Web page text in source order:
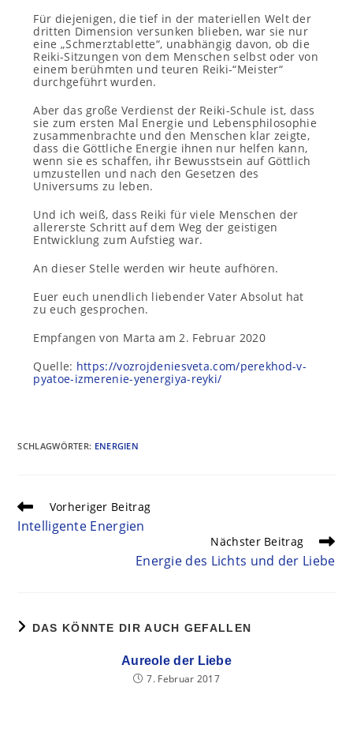
Für diejenigen, die tief in der materiellen Welt der
dritten Dimension versunken blieben, war sie nur
eine „Schmerztablette“, unabhängig davon, ob die
Reiki-Sitzungen von dem Menschen selbst oder von
einem berühmten und teuren Reiki-“Meister“
durchgeführt wurden.
Aber das große Verdienst der Reiki-Schule ist, dass
sie zum ersten Mal Energie und Lebensphilosophie
zusammenbrachte und den Menschen klar zeigte,
dass die Göttliche Energie ihnen nur helfen kann,
wenn sie es schaffen, ihr Bewusstsein auf Göttlich
umzustellen und nach den Gesetzen des
Universums zu leben.
Und ich weiß, dass Reiki für viele Menschen der
allererste Schritt auf dem Weg der geistigen
Entwicklung zum Aufstieg war.
An dieser Stelle werden wir heute aufhören.
Euer euch unendlich liebender Vater Absolut hat
zu euch gesprochen.
Empfangen von Marta am 2. Februar 2020
Quelle: https://vozrojdeniesveta.com/perekhod-v-
pyatoe-izmerenie-yenergiya-reyki/
SCHLAGWÖRTER: ENERGIEN
Vorheriger Beitrag
Intelligente Energien
Nächster Beitrag
Energie des Lichts und der Liebe
DAS KÖNNTE DIR AUCH GEFALLEN
Aureole der Liebe
7. Februar 2017